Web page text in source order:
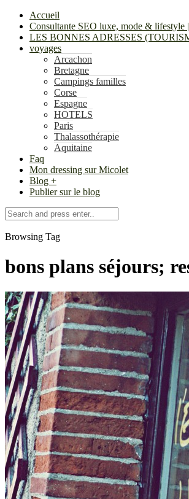
Accueil
Consultante SEO luxe, mode & lifestyle
LES BONNES ADRESSES
voyages
Arcachon
Bretagne
Campings familles
Corse
Espagne
HOTELS
Paris
Thalassothérapie
Aquitaine
Faq
Mon dressing sur Micolet
Blog +
Publier sur le blog
Browsing Tag
bons plans séjours;